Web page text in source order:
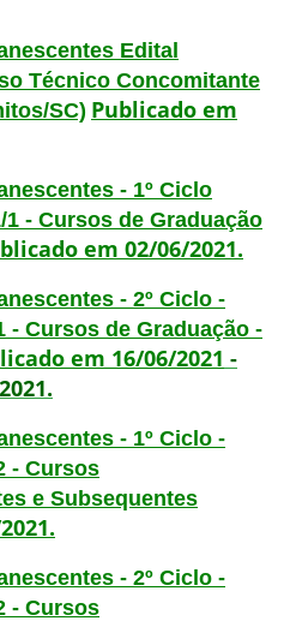
Edital
Técnico Concomitante
SC) Publicado em
- 1º Ciclo
1 - Cursos de Graduação
em 02/06/2021.
- 2º Ciclo -
- Cursos de Graduação -
em 16/06/2021 -
- 1º Ciclo -
- Cursos
e Subsequentes
- 2º Ciclo -
- Cursos